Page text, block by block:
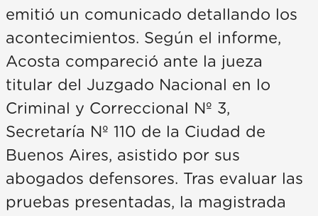
emitió un comunicado detallando los
acontecimientos. Según el informe,
Acosta compareció ante la jueza
titular del Juzgado Nacional en lo
Criminal y Correccional Nº 3,
Secretaría Nº 110 de la Ciudad de
Buenos Aires, asistido por sus
abogados defensores. Tras evaluar las
pruebas presentadas, la magistrada